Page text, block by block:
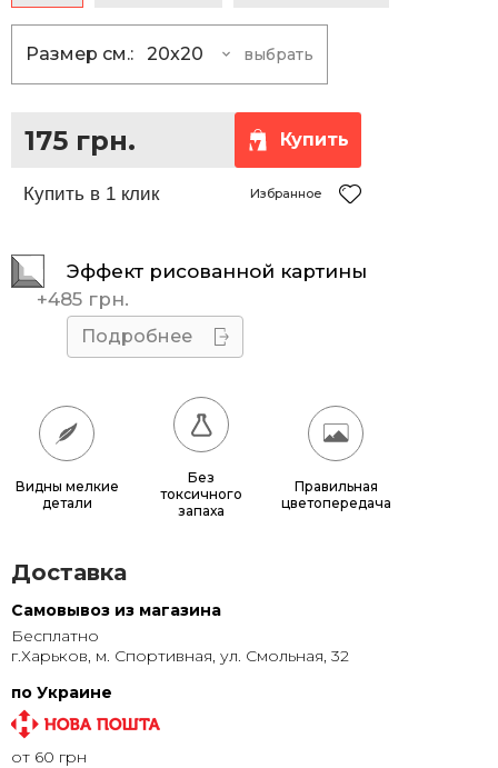
Размер см.: 20x20 выбрать
20x20 175 грн.
230 грн.
290 грн.
360 грн.
45x45 510 грн.
50x50
60x60
70x70 990 грн.
110x110
Эффект рисованной картины
+485 грн.
Подробнее
175 грн. Купить
Избранное
Видны мелкие
детали
Без
токсичного
запаха
Правильная
цветопередача
Доставка
Самовывоз из магазина
Бесплатно
г.Харьков, м. Спортивная, ул. Смольная, 32
по Украине
от 60 грн